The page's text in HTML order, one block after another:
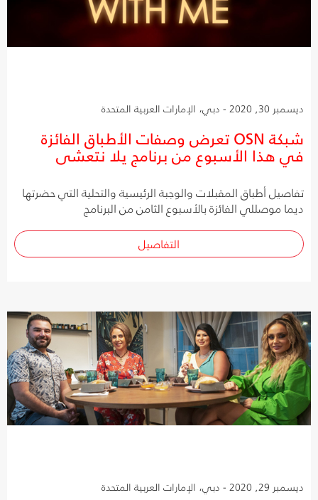
ديسمبر 30, 2020 - دبي، الإمارات العربية المتحدة
شبكة OSN تعرض وصفات الأطباق الفائزة
في هذا الأسبوع من برنامج يلا نتعشى
تفاصيل أطباق المقبلات والوجبة الرئيسية والتحلية التي حضرتها
ديما موصللي الفائزة بالأسبوع الثامن من البرنامج
التفاصيل
ديسمبر 29, 2020 - دبي، الإمارات العربية المتحدة